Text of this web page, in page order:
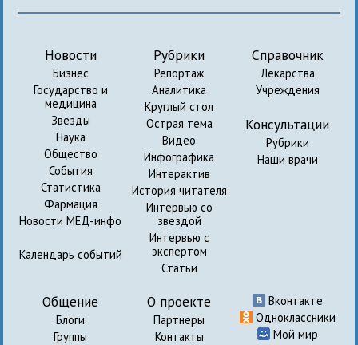
Новости
Бизнес
Государство и
медицина
Звезды
Наука
Общество
События
Статистика
Фармация
Новости МЕД-инфо
Календарь событий
Рубрики
Репортаж
Аналитика
Круглый стол
Острая тема
Видео
Инфографика
Интерактив
История читателя
Интервью со
звездой
Интервью с
экспертом
Статьи
Справочник
Лекарства
Учреждения
Консультации
Рубрики
Наши врачи
Общение
Блоги
Группы
О проекте
Партнеры
Контакты
Вконтакте
Одноклассники
Мой мир